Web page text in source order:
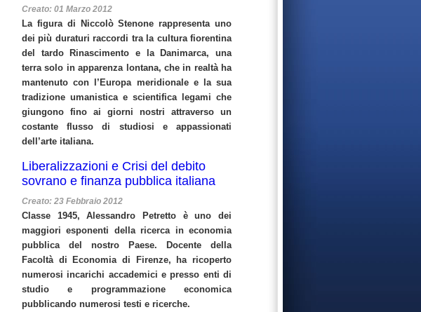
Creato: 01 Marzo 2012
La figura di Niccolò Stenone rappresenta uno
dei più duraturi raccordi tra la cultura fiorentina
del tardo Rinascimento e la Danimarca, una
terra solo in apparenza lontana, che in realtà ha
mantenuto con l’Europa meridionale e la sua
tradizione umanistica e scientifica legami che
giungono fino ai giorni nostri attraverso un
costante flusso di studiosi e appassionati
dell’arte italiana.
Liberalizzazioni e Crisi del debito
sovrano e finanza pubblica italiana
Creato: 23 Febbraio 2012
Classe 1945, Alessandro Petretto è uno dei
maggiori esponenti della ricerca in economia
pubblica del nostro Paese. Docente della
Facoltà di Economia di Firenze, ha ricoperto
numerosi incarichi accademici e presso enti di
studio e programmazione economica
pubblicando numerosi testi e ricerche.